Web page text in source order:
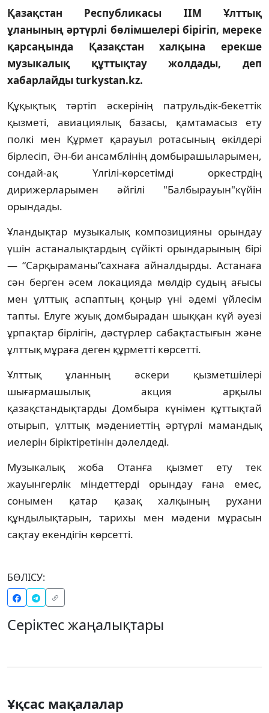
Қазақстан Республикасы ІІМ Ұлттық
ұланының әртүрлі бөлімшелері бірігіп, мереке
қарсаңында Қазақстан халқына ерекше
музыкалық құттықтау жолдады, деп
хабарлайды turkystan.kz.
Құқықтық тәртіп әскерінің патрульдік-бекеттік
қызметі, авиациялық базасы, қамтамасыз ету
полкі мен Құрмет қарауыл ротасының өкілдері
бірлесіп, Ән-би ансамблінің домбырашыларымен,
сондай-ақ Үлгілі-көрсетімді оркестрдің
дирижерларымен әйгілі "Балбырауын"күйін
орындады.
Ұландықтар музыкалық композицияны орындау
үшін астаналықтардың сүйікті орындарының бірі
— “Сарқыраманы”сахнаға айналдырды. Астанаға
сән берген әсем локацияда мөлдір судың ағысы
мен ұлттық аспаптың қоңыр үні әдемі үйлесім
тапты. Елуге жуық домбырадан шыққан күй әуезі
ұрпақтар бірлігін, дәстүрлер сабақтастығын және
ұлттық мұраға деген құрметті көрсетті.
Ұлттық ұланның әскери қызметшілері
шығармашылық акция арқылы
қазақстандықтарды Домбыра күнімен құттықтай
отырып, ұлттық мәдениеттің әртүрлі мамандық
иелерін біріктіретінін дәлелдеді.
Музыкалық жоба Отанға қызмет ету тек
жауынгерлік міндеттерді орындау ғана емес,
сонымен қатар қазақ халқының рухани
құндылықтарын, тарихы мен мәдени мұрасын
сақтау екендігін көрсетті.
БӨЛІСУ:
Серіктес жаңалықтары
Ұқсас мақалалар